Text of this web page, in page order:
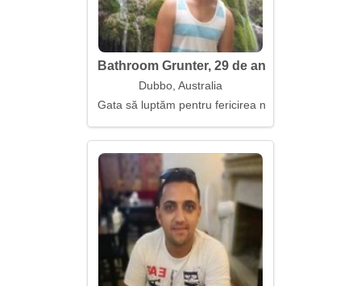
Bathroom Grunter, 29 de ani
Dubbo, Australia
Gata să luptăm pentru fericirea noastră